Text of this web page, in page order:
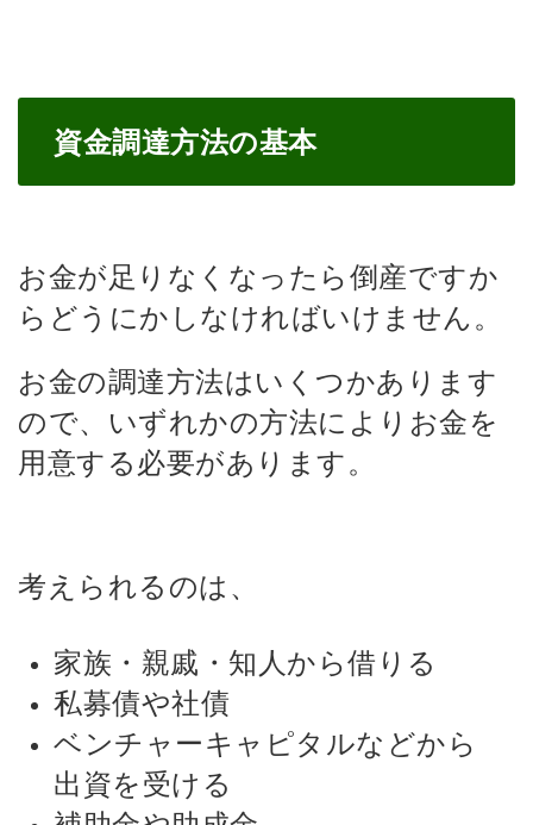
資金調達方法の基本
お金が足りなくなったら倒産ですか
らどうにかしなければいけません。
お金の調達方法はいくつかあります
ので、いずれかの方法によりお金を
用意する必要があります。
考えられるのは、
家族・親戚・知人から借りる
私募債や社債
ベンチャーキャピタルなどから
出資を受ける